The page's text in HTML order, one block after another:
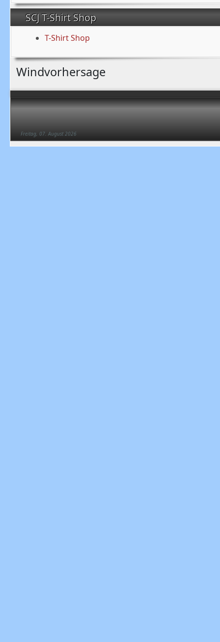
Freitag, 07. August 2026
SCJ T-Shirt Shop
T-Shirt Shop
Windvorhersage